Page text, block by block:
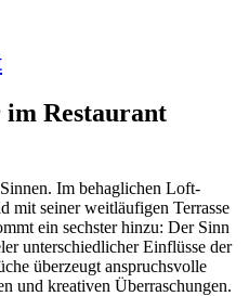
im Restaurant
Im behaglichen Loft-
mit seiner weitläufigen Terrasse
ein sechster hinzu: Der Sinn
unterschiedlicher Einflüsse der
überzeugt anspruchsvolle
und kreativen Überraschungen.